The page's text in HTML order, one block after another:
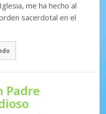
me ha hecho al
sacerdotal en el
Padre